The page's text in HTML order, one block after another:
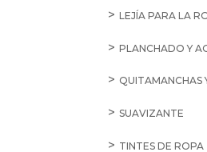
LEJÍA PARA LA
PLANCHADO Y
QUITAMANCHAS
SUAVIZANTE
TINTES DE ROPA